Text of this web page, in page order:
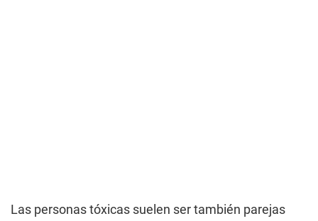
Las personas tóxicas suelen ser también parejas